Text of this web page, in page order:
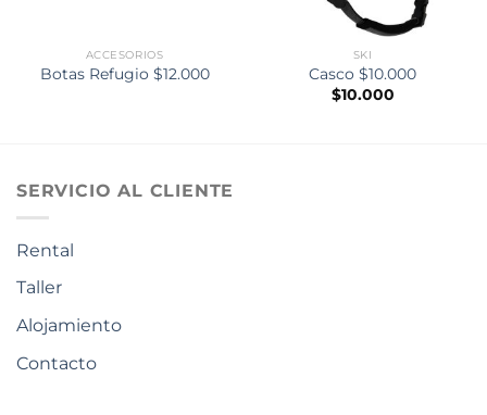
ACCESORIOS
Botas Refugio $12.000
SKI
Casco $10.000
$10.000
SERVICIO AL CLIENTE
Rental
Taller
Alojamiento
Contacto